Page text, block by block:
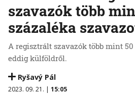
szavazók több
százaléka
A regisztrált szavazók több mint
eddig külföldről.
Ryšavý Pál
2023. 09. 21. | 15:05